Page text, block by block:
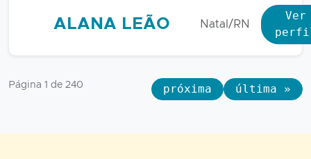
ALANA LEÃO Natal/RN
Ver
Página 1 de 240 próxima última »